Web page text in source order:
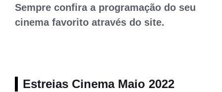
Sempre confira a programação do seu
cinema favorito através do site.
Estreias Cinema Maio 2022